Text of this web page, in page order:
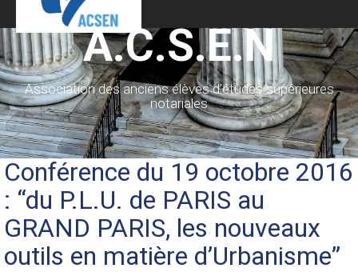
A.C.S.E.N
Association des anciens élèves d’études supérieures
notariales
Conférence du 19 octobre 2016
: “du P.L.U. de PARIS au
GRAND PARIS, les nouveaux
outils en matière d’Urbanisme”